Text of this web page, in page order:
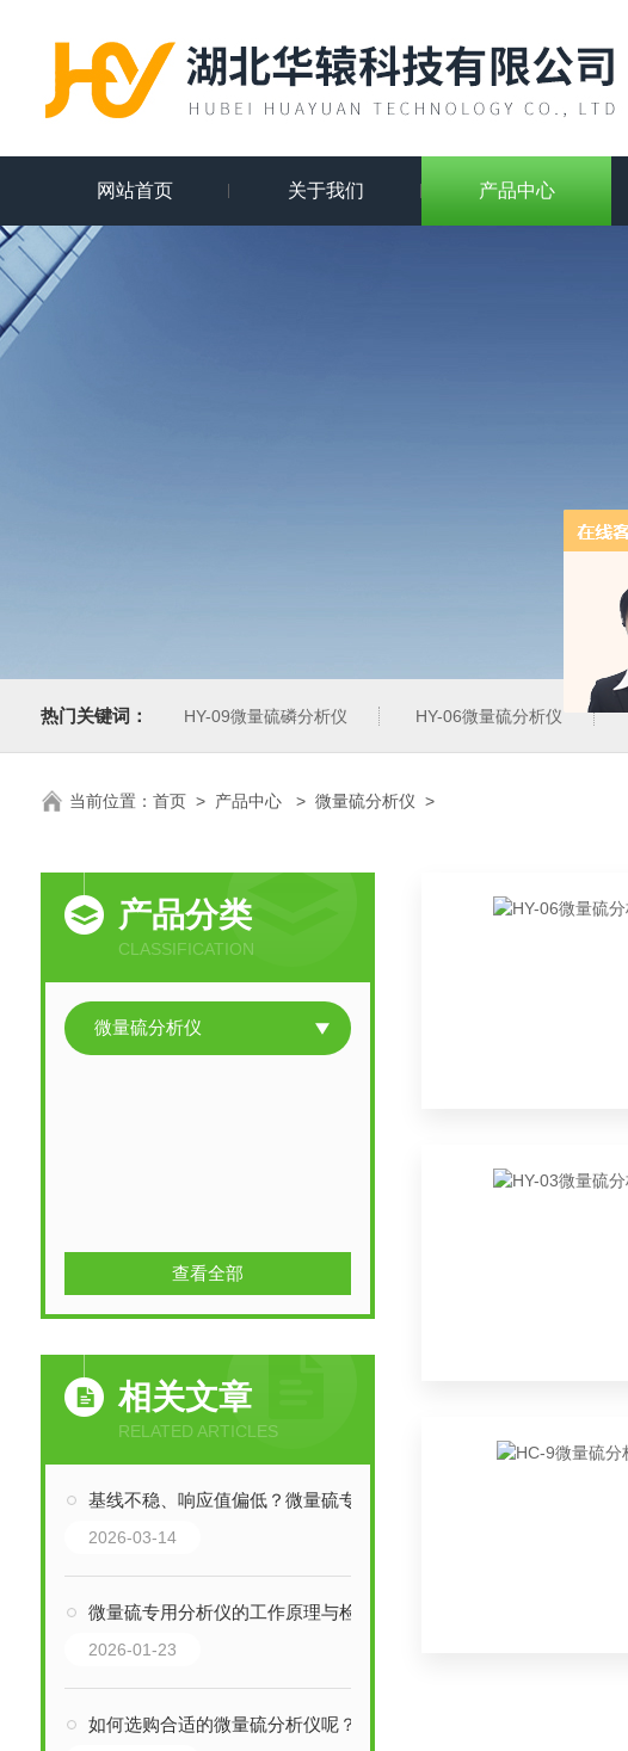
网站首页 关于我们 产品中心
热门关键词： HY-09微量硫磷分析仪 HY-06微量硫分析仪
当前位置： 首页> 产品中心 > 微量硫分析仪 >
产品分类
CLASSIFICATION
微量硫分析仪
查看全部
相关文章
RELATED ARTICLES
基线不稳、响应值偏低？微量硫专用分析仪常见故障处理
2026-03-14
微量硫专用分析仪的工作原理与检测精度
2026-01-23
如何选购合适的微量硫分析仪呢？